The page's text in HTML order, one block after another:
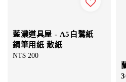
藍濃道具屋 - A5白鷺紙
鋼筆用紙 散紙
Regular
NT$ 200